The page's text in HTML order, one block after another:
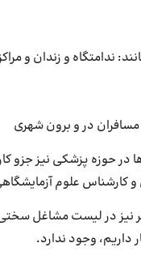
ندامتگاه و زندان و
مسافران در و برون شهری
در حوزه پزشکی نیز
کارشناس علوم
نیز در لیست مشاغل
وجود ندارد.